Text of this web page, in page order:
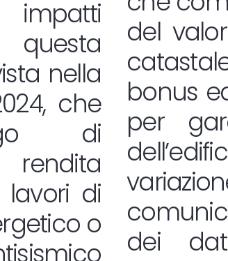
questa
nella
che
di
di
o
del
bonus
per
dei